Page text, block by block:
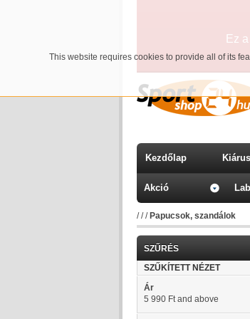
This website requires cookies to provide all of its
Ez
Kezdőlap
Akció
/// Papucsok, szandálok
SZŰRÉS
SZŰKÍTETT NÉZET
Ár
5 990 Ftand above